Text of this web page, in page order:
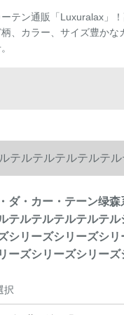
ーテン通販「Luxuralax」
柄、カラー、サイズ豊か
テルテルテルテルテ
ズシリーズシリーズ
ダ・カー・テーン绿
テルテルテルテルテ
シリーズシリーズシ
ーズシリーズシリー
択